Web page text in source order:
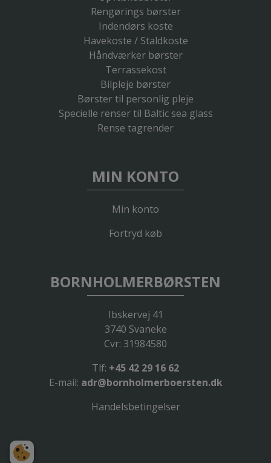
Rengørings børster
Indendørs koste
Havekoste / Staldkoste
Håndværker børster
Terrassekost
Bilpleje børster
Børster til personlig pleje
Specielle renser til Baltic sea glass
Rense tagrender
MIN KONTO
Min konto
Fortryd køb
BORNHOLMERBØRSTEN
Ibskervej 41
3740 Svaneke
Cvr: 31984580
Tlf: +45 42 29 16 62
E-mail: adr@bornholmerboersten.dk
Handelsbetingelser